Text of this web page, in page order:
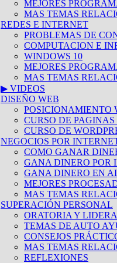
MEJORES
MAS TEMAS
REDES E INTERNET
PROBLEMAS DE
COMPUTACION E
WINDOWS 10
MEJORES
MAS TEMAS
▶ VIDEOS
DISEÑO WEB
POSICIONAMIENTO
CURSO DE PAGINAS
CURSO DE
NEGOCIOS POR
COMO GANAR
GANA DINERO POR
GANA DINERO EN
MEJORES
MAS TEMAS
SUPERACIÓN PERSONAL
ORATORIA Y
TEMAS DE AUTO
CONSEJOS
MAS TEMAS
REFLEXIONES